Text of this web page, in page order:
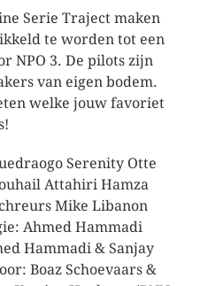
Serie Traject maken
te worden tot een
NPO 3. De pilots zijn
van eigen bodem.
welke jouw favoriet
Serenity Otte
Attahiri Hamza
Mike Libanon
Ahmed Hammadi
Hammadi & Sanjay
Boaz Schoevaars &